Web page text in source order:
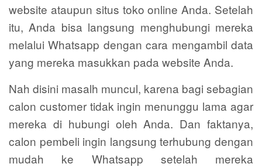
website ataupun situs toko online Anda. Setelah
itu, Anda bisa langsung menghubungi mereka
melalui Whatsapp dengan cara mengambil data
yang mereka masukkan pada website Anda.
Nah disini masalh muncul, karena bagi sebagian
calon customer tidak ingin menunggu lama agar
mereka di hubungi oleh Anda. Dan faktanya,
calon pembeli ingin langsung terhubung dengan
mudah ke Whatsapp setelah mereka